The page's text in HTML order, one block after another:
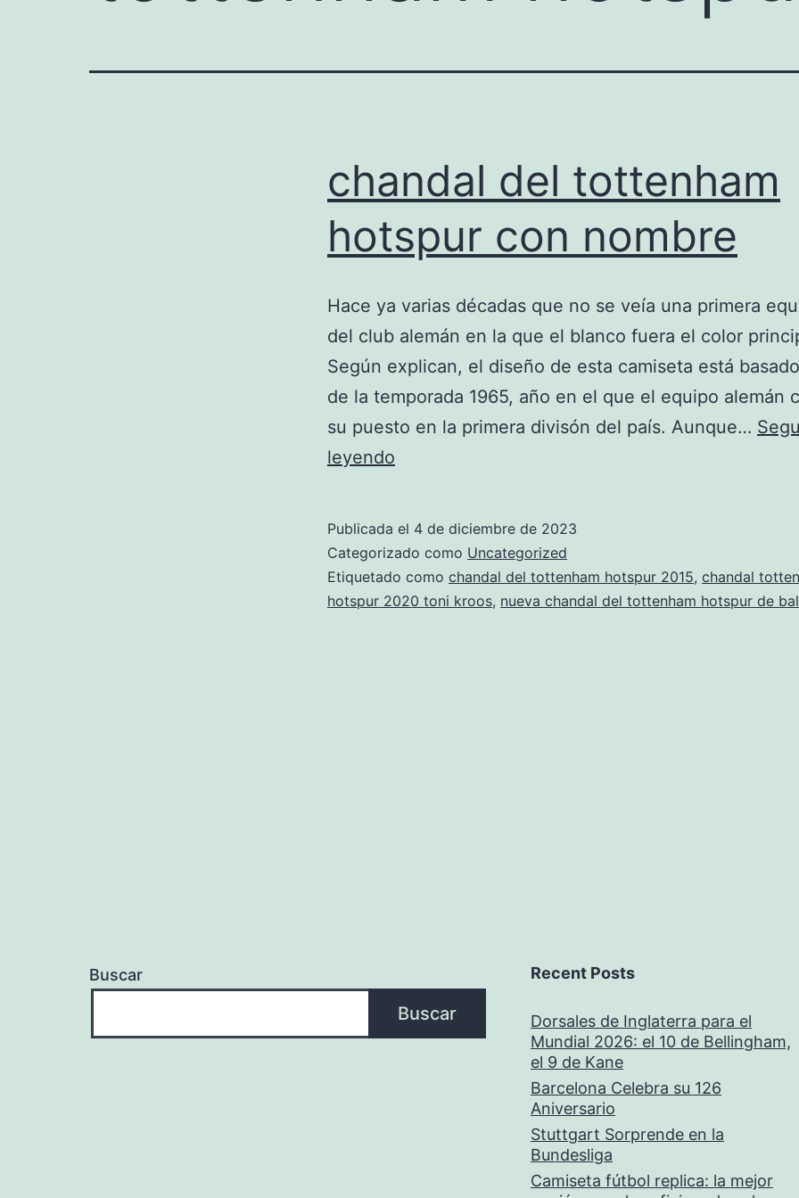
chandal del tottenham
hotspur con nombre
Hace ya varias décadas que no se veía una primera
del club alemán en la que el blanco fuera el color
Según explican, el diseño de esta camiseta está
de la temporada 1965, año en el que el equipo alemán
su puesto en la primera divisón del país. Aunque…
leyendo
hotspur
con
nombre
Publicada el 4 de diciembre de 2023
Categorizado como Uncategorized
Etiquetado como chandal del tottenham hotspur 2015, chandal
hotspur 2020 toni kroos, nueva chandal del tottenham hotspur de
Buscar
Buscar
Recent Posts
Dorsales de Inglaterra para el
Mundial 2026: el 10 de Bellingham,
el 9 de Kane
Barcelona Celebra su 126
Aniversario
Stuttgart Sorprende en la
Bundesliga
Camiseta fútbol replica: la mejor